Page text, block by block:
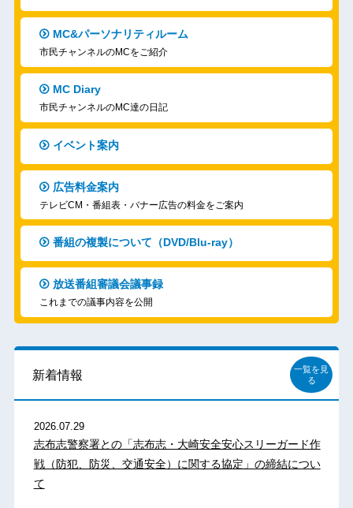
MC&パーソナリティルーム
市民チャンネルのMCをご紹介
MC Diary
市民チャンネルのMC達の日記
イベント案内
広告料金案内
テレビCM・番組表・バナー広告の料金をご案内
番組の複製について（DVD/Blu-ray）
放送番組審議会議事録
これまでの議事内容を公開
新着情報
一覧を見
る
2026.07.29
志布志警察署との「志布志・大崎安全安心スリーガード作
戦（防犯、防災、交通安全）に関する協定」の締結につい
て